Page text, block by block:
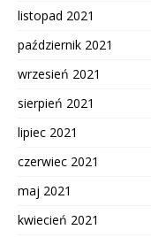
listopad 2021
październik 2021
wrzesień 2021
sierpień 2021
lipiec 2021
czerwiec 2021
maj 2021
kwiecień 2021